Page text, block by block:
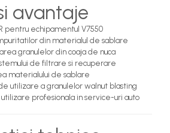
avantaje
pentru echipamentul V7550
din materialul de sablare
granulelor din coaja de nuca
de filtrare si recuperare
materialului de sablare
utilizare a granulelor walnut blasting
profesionala in service-uri auto